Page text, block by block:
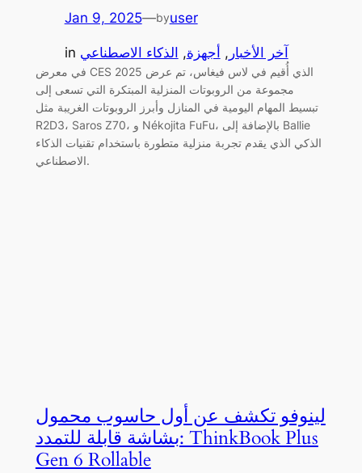
Jan 9, 2025—byuser
in آخر الأخبار , أجهزة, الذكاء الاصطناعي
في معرض CES 2025 الذي أُقيم في لاس فيغاس، تم عرض
مجموعة من الروبوتات المنزلية المبتكرة التي تسعى إلى
تبسيط المهام اليومية في المنازل وأبرز الروبوتات الغريبة مثل
R2D3، Saros Z70، و Nékojita FuFu، بالإضافة إلى Ballie
الذكي الذي يقدم تجربة منزلية متطورة باستخدام تقنيات الذكاء
الاصطناعي.
لينوفو تكشف عن أول حاسوب محمول
بشاشة قابلة للتمدد: ThinkBook Plus
Gen 6 Rollable